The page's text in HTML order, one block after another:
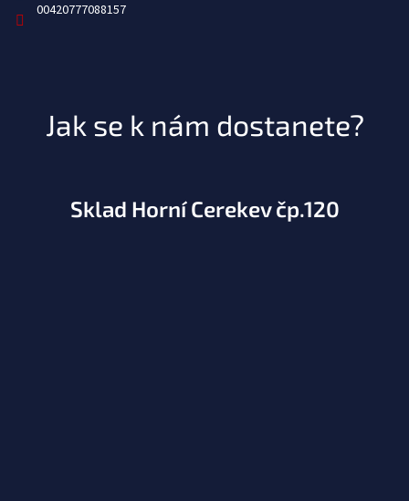
00420777088157
Jak se k nám dostanete?
Sklad Horní Cerekev čp.120